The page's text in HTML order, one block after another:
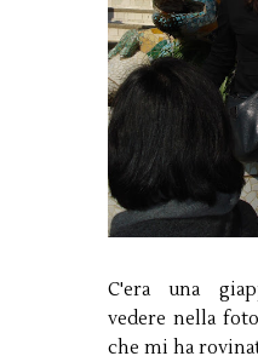
C'era una
vedere nella
che mi ha